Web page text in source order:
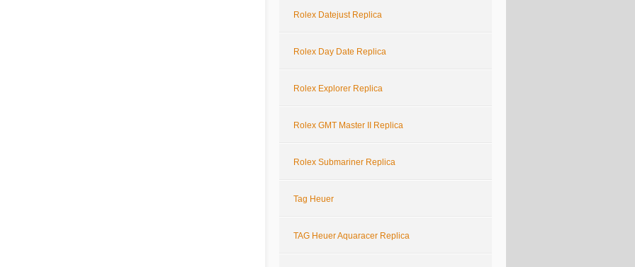
Rolex Datejust Replica
Rolex Day Date Replica
Rolex Explorer Replica
Rolex GMT Master II Replica
Rolex Submariner Replica
Tag Heuer
TAG Heuer Aquaracer Replica